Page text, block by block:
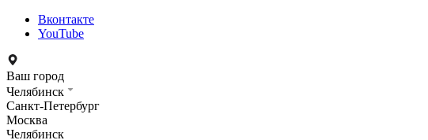
Вконтакте
YouTube
Ваш город
Челябинск
Санкт-Петербург
Москва
Челябинск